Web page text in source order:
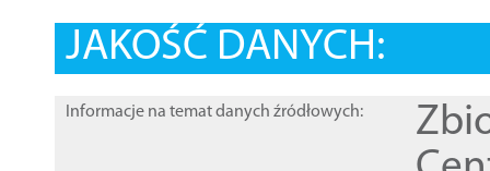
JAKOŚĆ DANYCH:
Informacje na temat danych źródłowych: